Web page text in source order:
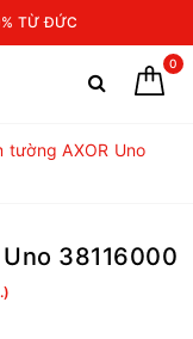
TỪ ĐỨC
0
tường AXOR Uno
38116000